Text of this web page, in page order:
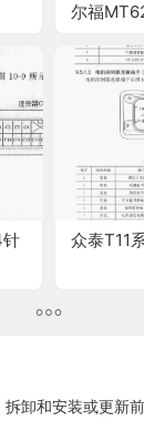
尔福
众泰T11
装或更新前部上部连